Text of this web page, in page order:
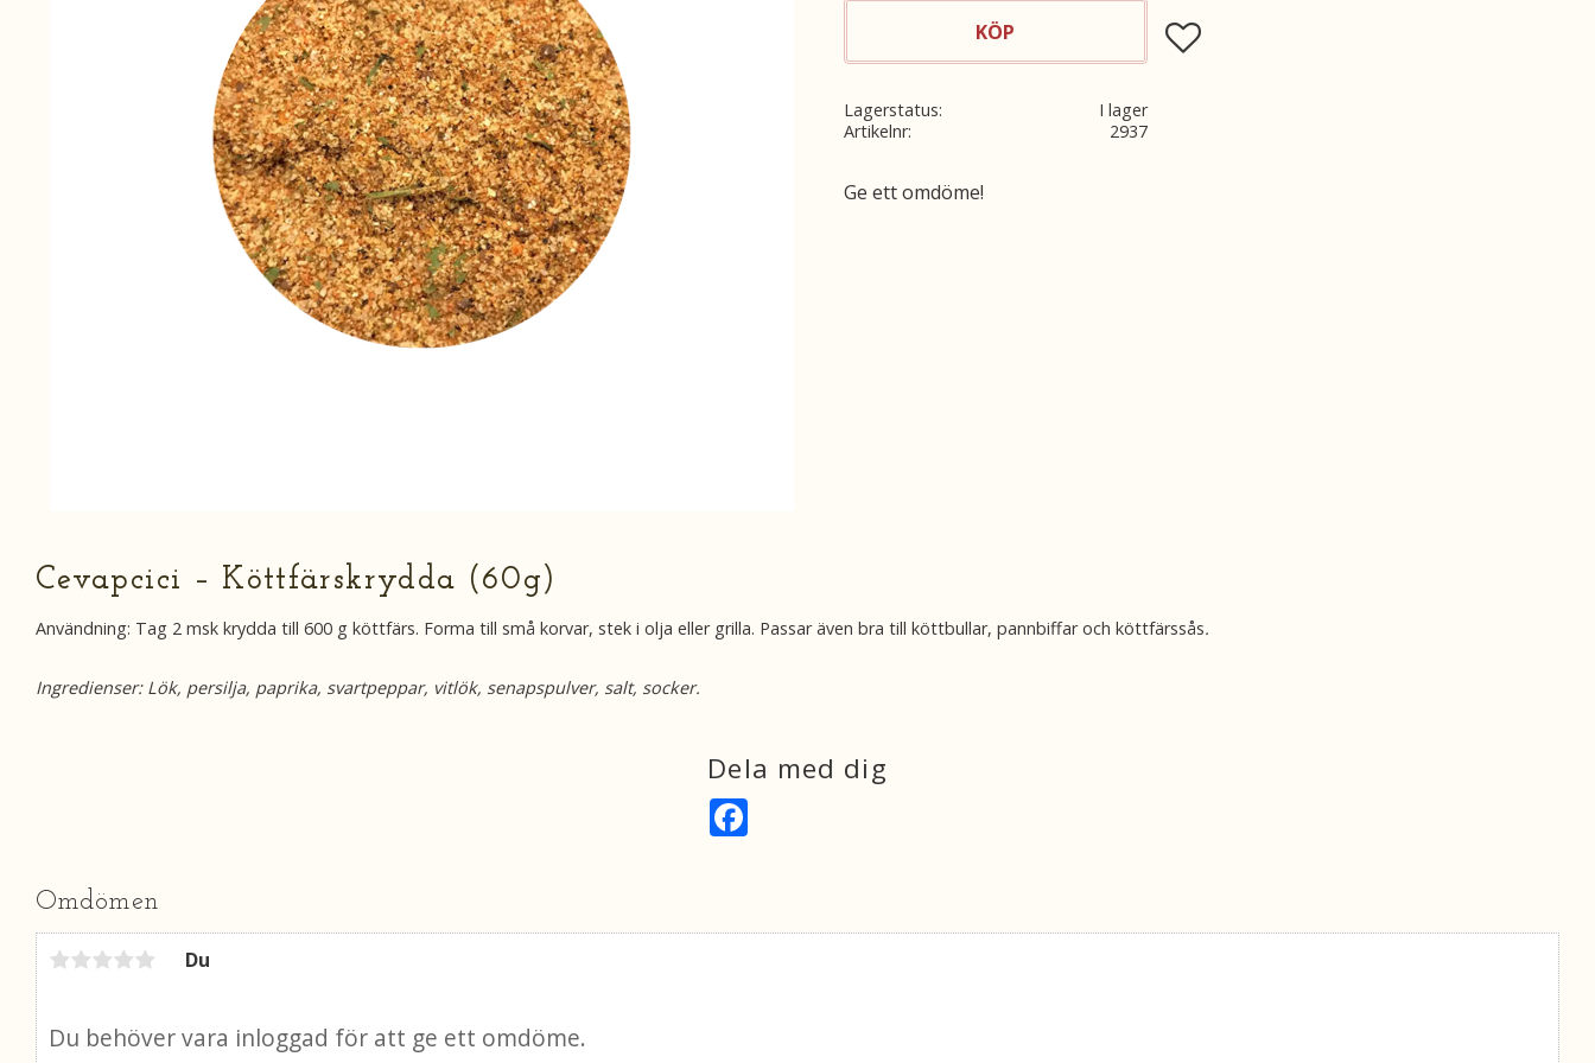
KÖP Lägg till i favoriter
Lagerstatus
I lager
Artikelnr
2937
Ge ett omdöme!
Cevapcici – Köttfärskrydda (60g)
Användning: Tag 2 msk krydda till 600 g köttfärs. Forma till små korvar, stek i olja eller grilla. Passar även bra till köttbullar, pannbiffar och köttfärssås.
Ingredienser: Lök, persilja, paprika, svartpeppar, vitlök, senapspulver, salt, socker.
Dela med dig
k
Omdömen
Du